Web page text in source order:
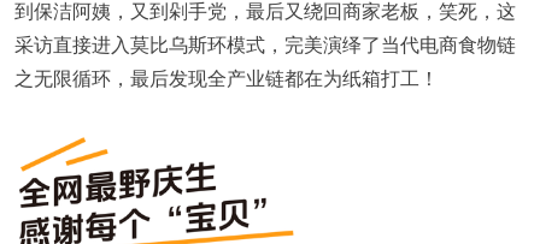
到保洁阿姨，又到剁手党，最后又绕回商家老板，笑死，这
采访直接进入莫比乌斯环模式，完美演绎了当代电商食物链
之无限循环，最后发现全产业链都在为纸箱打工！